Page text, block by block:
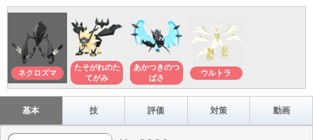
ネクロズマ
たそがれのた
てがみ
あかつきのつ
ばさ
ウルトラ
基本 技 評価 対策 動画